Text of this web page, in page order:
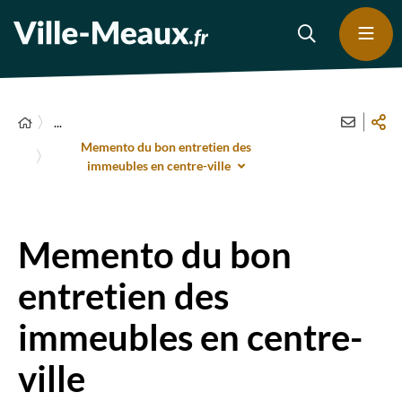
...
Memento du bon entretien des
immeubles en centre-ville
Memento du bon
entretien des
immeubles en centre-
ville